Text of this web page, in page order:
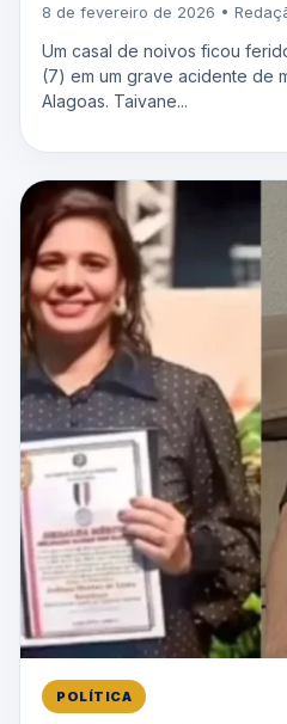
8 de fevereiro de 2026 •
Um casal de noivos ficou
(7) em um grave acidente de
Alagoas. Taivane...
POLÍTICA